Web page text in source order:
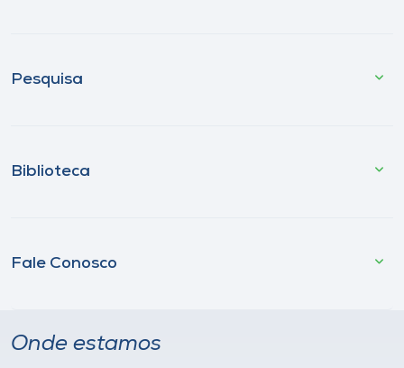
Pesquisa
Biblioteca
Fale Conosco
Onde estamos